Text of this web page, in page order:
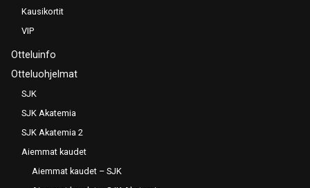
Kausikortit
VIP
Otteluinfo
Otteluohjelmat
SJK
SJK Akatemia
SJK Akatemia 2
Aiemmat kaudet
Aiemmat kaudet – SJK